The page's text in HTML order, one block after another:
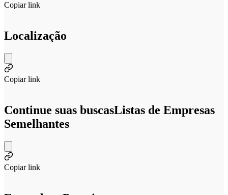
Copiar link
Localização
Copiar link
Continue suas buscasListas de Empresas
Semelhantes
Copiar link